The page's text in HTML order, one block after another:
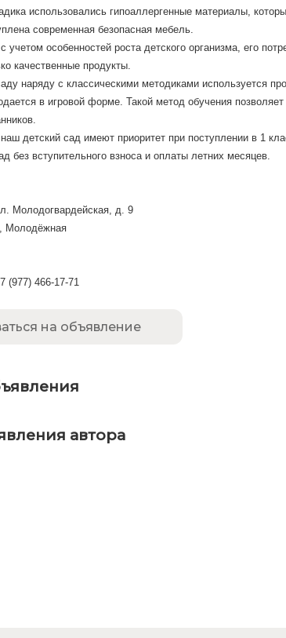
использовались гипоаллергенные материалы,
современная безопасная мебель.
учетом особенностей роста детского организма, его
качественные продукты.
наряду с классическими методиками используется
в игровой форме. Такой метод обучения
детский сад имеют приоритет при поступлении в
без вступительного взноса и оплаты летних месяцев.
Молодогвардейская, д. 9
Молодёжная
(977) 466-17-71
на объявление
автора